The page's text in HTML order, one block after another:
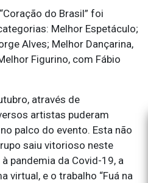
do Brasil” foi
Melhor Espetáculo;
Alves; Melhor Dançarina,
Figurino, com Fábio
através de
artistas puderam
palco do evento. Esta não
saiu vitorioso neste
pandemia da Covid-19, a
virtual, e o trabalho “Fuá na